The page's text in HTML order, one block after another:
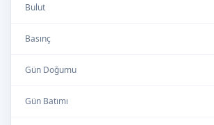
Bulut
Basınç
Gün Doğumu
Gün Batımı